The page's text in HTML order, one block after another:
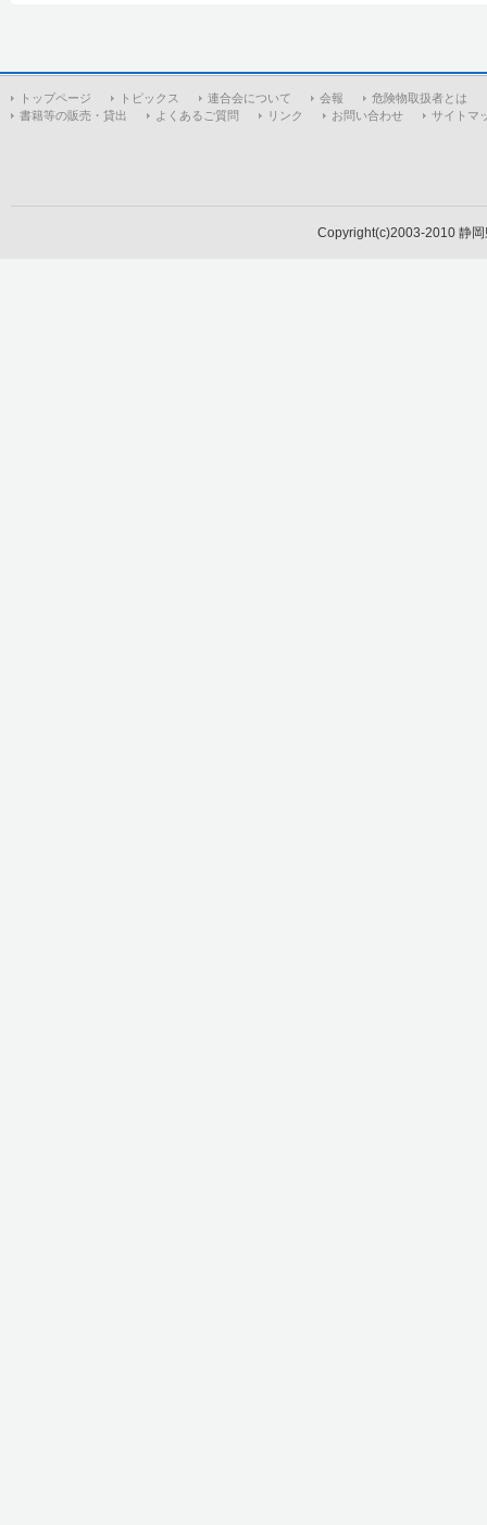
トップページ トピックス 連合会について 会報
危険物取扱者とは
書籍等の販売・貸出
よくあるご質問 リンク お問い合わせ サイトマ
Copyright(c)2003-2010 静